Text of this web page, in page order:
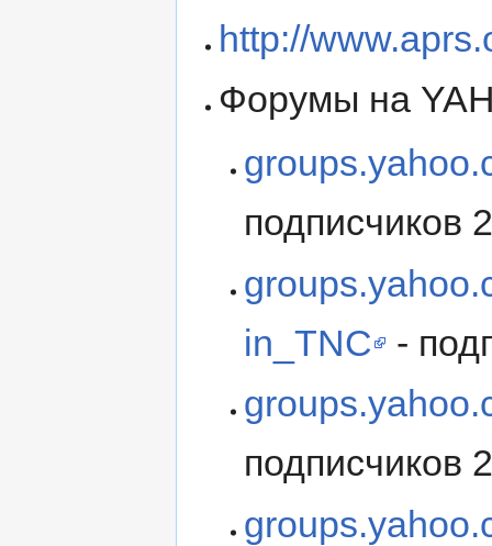
http://
Форумы на
подписчиков
in_TNC
-
подписчиков